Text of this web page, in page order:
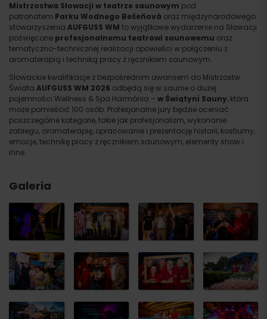
Mistrzostwa Słowacji w teatrze saunowym pod
patronatem Parku Wodnego Bešeňová oraz międzynarodowego
stowarzyszenia AUFGUSS WM to wyjątkowe wydarzenie na Słowacji
poświęcone profesjonalnemu teatrowi saunowemu oraz
tematyczno-technicznej realizacji opowieści w połączeniu z
aromaterapią i techniką pracy z ręcznikiem saunowym.
Słowackie kwalifikacje z bezpośrednim awansem do Mistrzostw
Świata AUFGUSS WM 2026 odbędą się w saunie o dużej
pojemności Wellness & Spa Harmónia – w Świątyni Sauny, która
może pomieścić 100 osób. Profesjonalne jury będzie oceniać
poszczególne kategorie, takie jak profesjonalizm, wykonanie
zabiegu, aromaterapię, opracowanie i prezentację historii, kostiumy,
emocje, technikę pracy z ręcznikiem saunowym, elementy show i
inne.
Galeria